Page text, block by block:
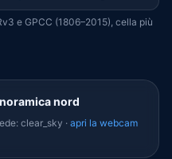
e GPCC (1806–2015), cella più
nord
clear_sky · apri la webcam